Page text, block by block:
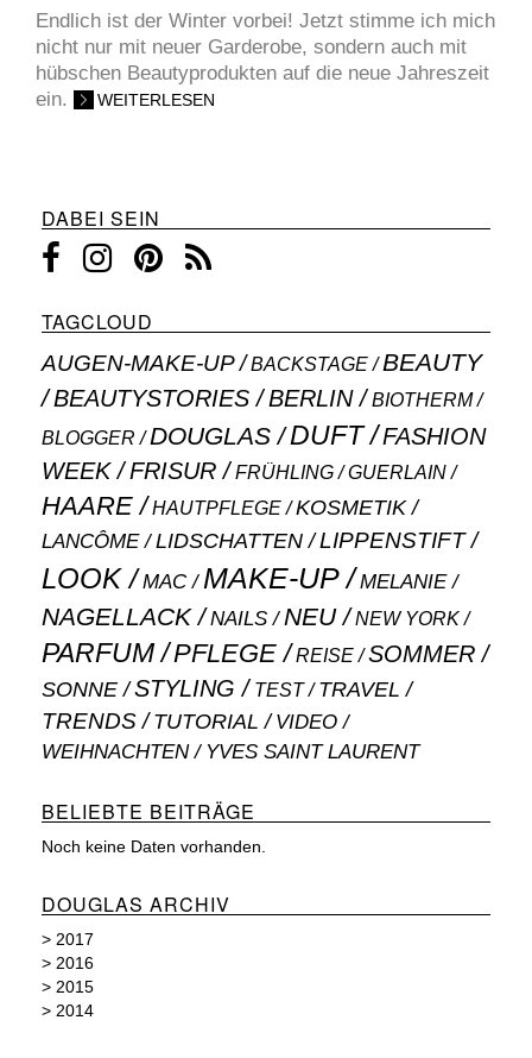
Endlich ist der Winter vorbei! Jetzt stimme ich mich
nicht nur mit neuer Garderobe, sondern auch mit
hübschen Beautyprodukten auf die neue Jahreszeit
ein.
WEITERLESEN
DABEI SEIN
TAGCLOUD
AUGEN-MAKE-UP BACKSTAGE BEAUTY
BEAUTYSTORIES BERLIN
BIOTHERM
BLOGGER
DOUGLAS DUFT
FASHION
WEEK
FRISUR FRÜHLING GUERLAIN
HAARE HAUTPFLEGE
KOSMETIK
LANCÔME
LIDSCHATTEN LIPPENSTIFT
LOOK MAC MAKE-UP MELANIE
NAGELLACK NAILS NEU NEW YORK
PARFUM PFLEGE REISE SOMMER
SONNE STYLING TEST TRAVEL
TRENDS TUTORIAL VIDEO
WEIHNACHTEN YVES SAINT LAURENT
BELIEBTE BEITRÄGE
Noch keine Daten vorhanden.
DOUGLAS ARCHIV
> 2017
> 2016
> 2015
> 2014